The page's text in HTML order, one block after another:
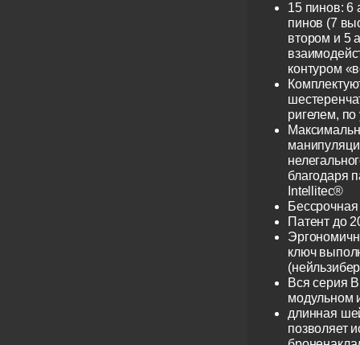
15 пинов: 6
пинов (7
втором и 5
контуром
ригелем,
благодаря
Intellitec®
Патент до
ключ
Вся серия
модульном
длинная
позволяет